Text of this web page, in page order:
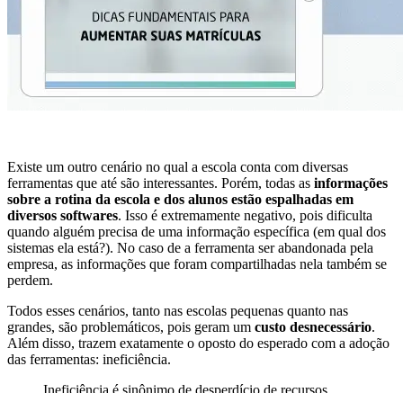
Existe um outro cenário no qual a escola conta com diversas
ferramentas que até são interessantes. Porém, todas as informações
sobre a rotina da escola e dos alunos estão espalhadas em
diversos softwares. Isso é extremamente negativo, pois dificulta
quando alguém precisa de uma informação específica (em qual dos
sistemas ela está?). No caso de a ferramenta ser abandonada pela
empresa, as informações que foram compartilhadas nela também se
perdem.
Todos esses cenários, tanto nas escolas pequenas quanto nas
grandes, são problemáticos, pois geram um custo desnecessário.
Além disso, trazem exatamente o oposto do esperado com a adoção
das ferramentas: ineficiência.